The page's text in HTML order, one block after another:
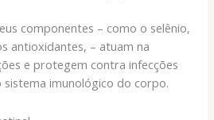
componentes – como o selênio,
antioxidantes, – atuam na
e protegem contra infecções
imunológico do corpo.